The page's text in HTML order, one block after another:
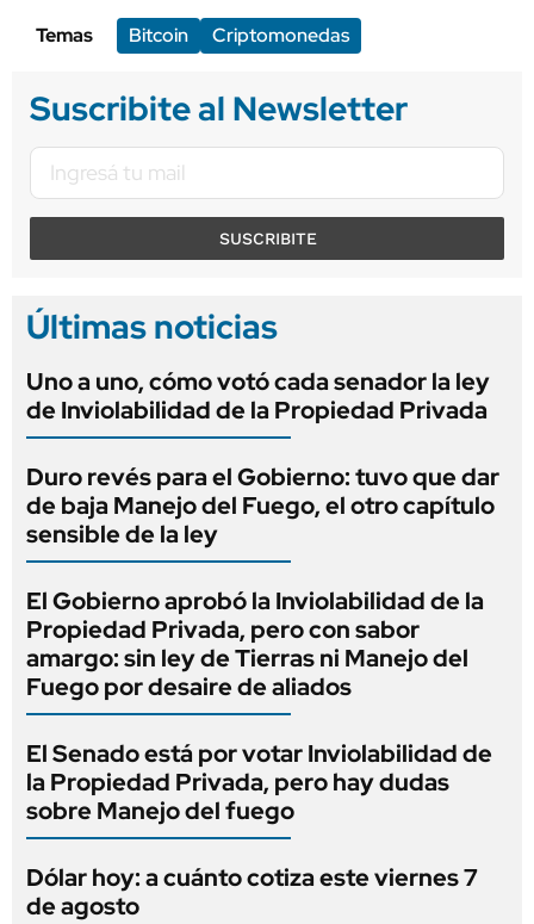
Temas
Bitcoin Criptomonedas
Suscribite al Newsletter
SUSCRIBITE
Últimas noticias
Uno a uno, cómo votó cada senador la ley
de Inviolabilidad de la Propiedad Privada
Duro revés para el Gobierno: tuvo que dar
de baja Manejo del Fuego, el otro capítulo
sensible de la ley
El Gobierno aprobó la Inviolabilidad de la
Propiedad Privada, pero con sabor
amargo: sin ley de Tierras ni Manejo del
Fuego por desaire de aliados
El Senado está por votar Inviolabilidad de
la Propiedad Privada, pero hay dudas
sobre Manejo del fuego
Dólar hoy: a cuánto cotiza este viernes 7
de agosto